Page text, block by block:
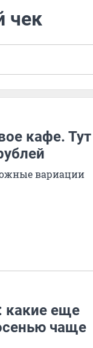
чек
кафе. Тут
вариации
какие еще
чаще